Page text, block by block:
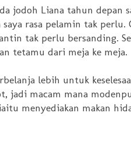
jodoh Liana tahun depan
saya rasa pelamin tak
tak perlu bersanding.
tetamu dari meja ke meja.
lebih untuk
jadi macam mana
menyediakan makan